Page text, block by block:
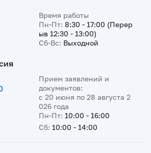
Время работы
Пн-Пт: 8:30 - 17:00 (Перер
ыв 12:30 - 13:00)
Сб-Вс: Выходной
Прием заявлений и
документов:
с 20 июня по 28 августа 2
026 года
Пн-Пт: 10:00 - 16:00
Сб: 10:00 - 14:00